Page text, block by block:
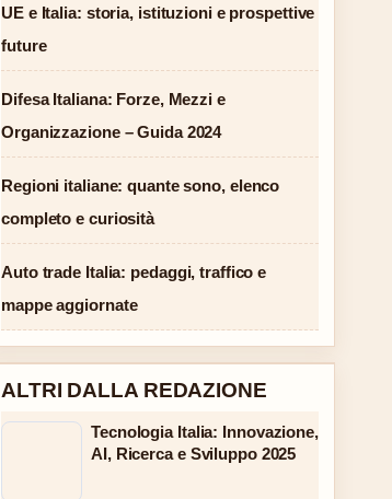
UE e Italia: storia, istituzioni e prospettive
future
Difesa Italiana: Forze, Mezzi e
Organizzazione – Guida 2024
Regioni italiane: quante sono, elenco
completo e curiosità
Auto trade Italia: pedaggi, traffico e
mappe aggiornate
ALTRI DALLA REDAZIONE
Tecnologia Italia: Innovazione,
AI, Ricerca e Sviluppo 2025